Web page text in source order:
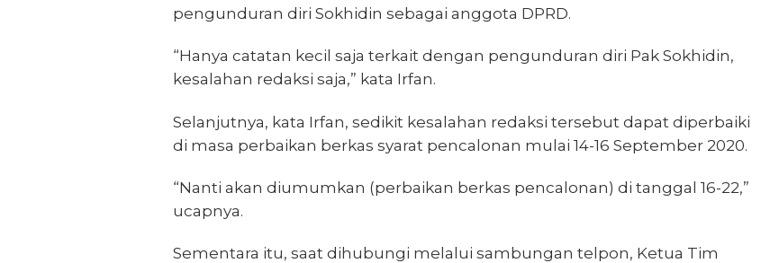
pengunduran diri Sokhidin sebagai anggota DPRD.
“Hanya catatan kecil saja terkait dengan pengunduran diri Pak Sokhidin,
kesalahan redaksi saja,” kata Irfan.
Selanjutnya, kata Irfan, sedikit kesalahan redaksi tersebut dapat diperbaiki
di masa perbaikan berkas syarat pencalonan mulai 14-16 September 2020.
“Nanti akan diumumkan (perbaikan berkas pencalonan) di tanggal 16-22,”
ucapnya.
Sementara itu, saat dihubungi melalui sambungan telpon, Ketua Tim